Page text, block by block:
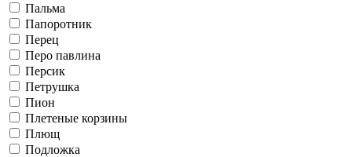
Пальма
Папоротник
Перец
Перо павлина
Персик
Петрушка
Пион
Плетеные корзины
Плющ
Подложка